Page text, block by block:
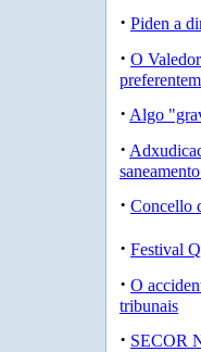
· Piden a
· O
· Algo
·
· Concello
· Festival
· O
tribunais
· SECOR